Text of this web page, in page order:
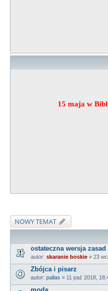
15 maja w
NOWY TEMAT
ostateczna wersja zasad
autor: skaranie boskie » 23
Zbójca i pisarz
autor: pallas » 11 paź 2018,